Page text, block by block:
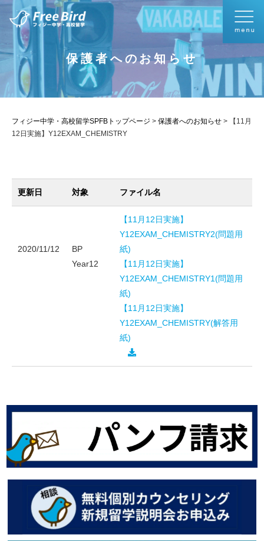
保護者へのお知らせ
フィジー中学・高校留学SPFBトップページ > 保護者へのお知らせ >
【11月
12日実施】Y12EXAM_CHEMISTRY
更新日 対象 ファイル名
2020/11/12
BP
Year12
【11月12日実施】
Y12EXAM_CHEMISTRY2(問題用
紙)
【11月12日実施】
Y12EXAM_CHEMISTRY1(問題用
紙)
【11月12日実施】
Y12EXAM_CHEMISTRY(解答用
紙)